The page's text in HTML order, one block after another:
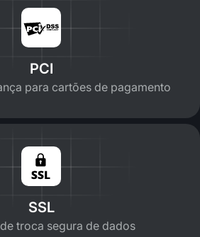
PCI
para cartões de pagamento
SSL
troca segura de dados